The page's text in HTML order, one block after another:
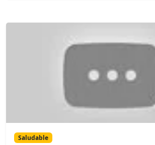
Saludable